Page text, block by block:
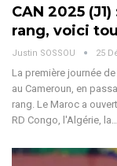
CAN 2025
rang, voici
Justin SOSSOU 25
La première journée
au Cameroun, en
rang. Le Maroc a
RD Congo, l'Algérie, la